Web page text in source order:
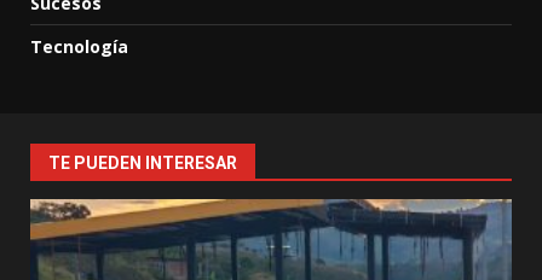
Tecnología
TE PUEDEN INTERESAR